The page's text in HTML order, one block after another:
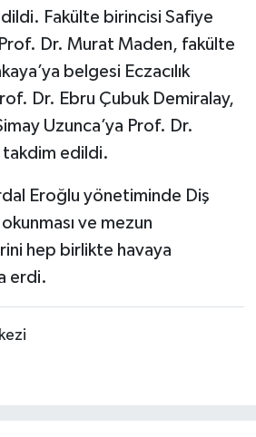
Fakülte birincisi Safiye
Dr. Murat Maden, fakülte
belgesi Eczacılık
Dr. Ebru Çubuk Demiralay,
Uzunca’ya Prof. Dr.
takdim edildi.
Eroğlu yönetiminde Diş
okunması ve mezun
hep birlikte havaya
erdi.